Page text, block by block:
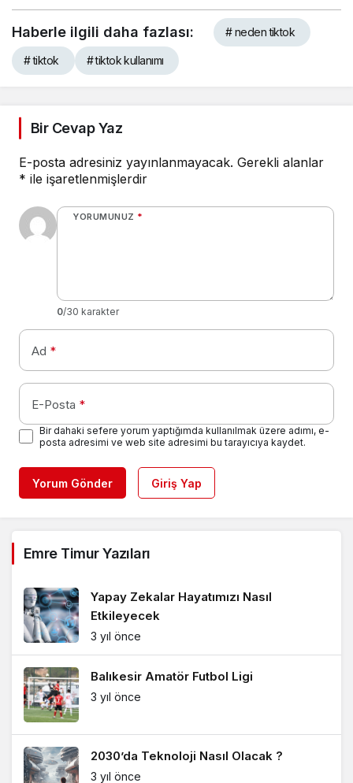
Haberle ilgili daha fazlası: # neden tiktok
# tiktok # tiktok kullanımı
Bir Cevap Yaz
E-posta adresiniz yayınlanmayacak. Gerekli alanlar
* ile işaretlenmişlerdir
YORUMUNUZ *
0/30 karakter
Ad *
E-Posta *
Bir dahaki sefere yorum yaptığımda kullanılmak üzere adımı, e-
posta adresimi ve web site adresimi bu tarayıcıya kaydet.
Yorum Gönder Giriş Yap
Emre Timur Yazıları
Yapay Zekalar Hayatımızı Nasıl
Etkileyecek
3 yıl önce
Balıkesir Amatör Futbol Ligi
3 yıl önce
2030’da Teknoloji Nasıl Olacak ?
3 yıl önce